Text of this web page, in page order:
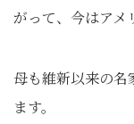
がって、今はアメ
母も維新以来の
ます。